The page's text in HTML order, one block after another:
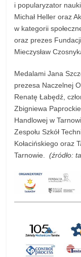
i popularyzator
Michał Heller oraz
w kategorii
oraz prezes
Mieczysław
Medalami Jana
prezesa Naczelnej
Renatę Łabędź,
Zbigniewa
Handlowej w
Zespołu Szkół
Kołacińskiego oraz
Tarnowie.(źródło: